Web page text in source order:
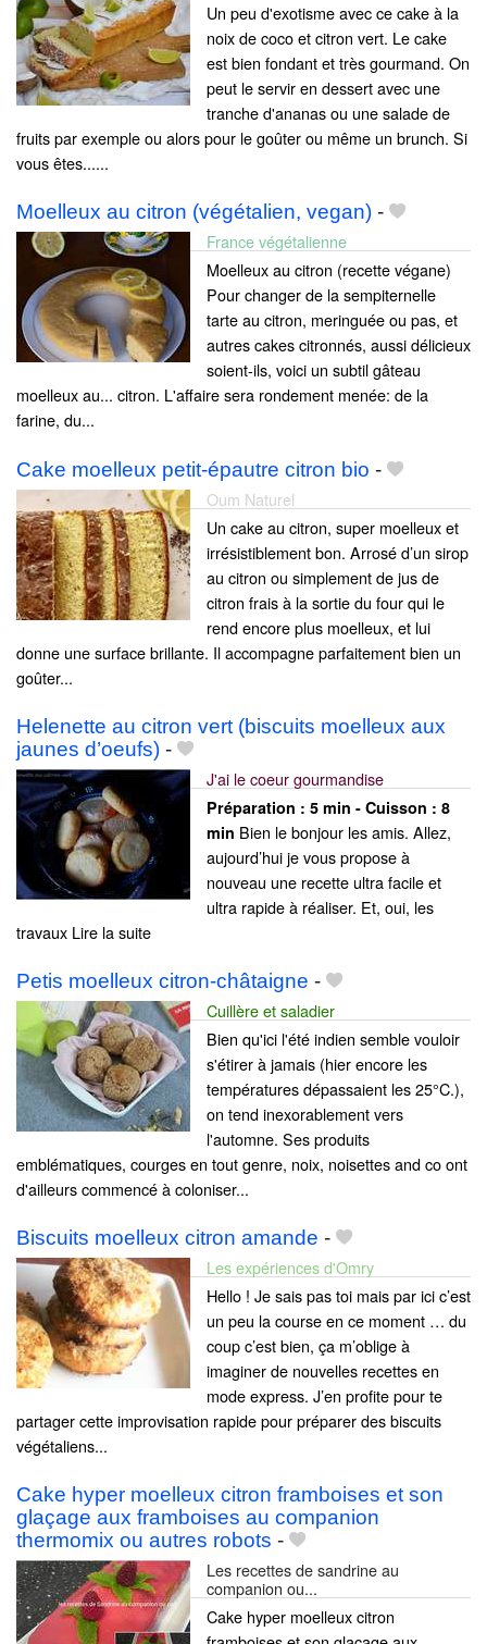
Un peu d'exotisme avec ce cake à la
noix de coco et citron vert. Le cake
est bien fondant et très gourmand. On
peut le servir en dessert avec une
tranche d'ananas ou une salade de
fruits par exemple ou alors pour le goûter ou même un brunch. Si
vous êtes......
Moelleux au citron (végétalien, vegan) -
France végétalienne
Moelleux au citron (recette végane)
Pour changer de la sempiternelle
tarte au citron, meringuée ou pas, et
autres cakes citronnés, aussi délicieux
soient-ils, voici un subtil gâteau
moelleux au... citron. L'affaire sera rondement menée: de la
farine, du...
Cake moelleux petit-épautre citron bio -
Oum Naturel
Un cake au citron, super moelleux et
irrésistiblement bon. Arrosé d’un sirop
au citron ou simplement de jus de
citron frais à la sortie du four qui le
rend encore plus moelleux, et lui
donne une surface brillante. Il accompagne parfaitement bien un
goûter...
Helenette au citron vert (biscuits moelleux aux
jaunes d’oeufs) -
J'ai le coeur gourmandise
Préparation : 5 min - Cuisson : 8
min Bien le bonjour les amis. Allez,
aujourd’hui je vous propose à
nouveau une recette ultra facile et
ultra rapide à réaliser. Et, oui, les
travaux Lire la suite
Petis moelleux citron-châtaigne -
Cuillère et saladier
Bien qu'ici l'été indien semble vouloir
s'étirer à jamais (hier encore les
températures dépassaient les 25°C.),
on tend inexorablement vers
l'automne. Ses produits
emblématiques, courges en tout genre, noix, noisettes and co ont
d'ailleurs commencé à coloniser...
Biscuits moelleux citron amande -
Les expériences d'Omry
Hello ! Je sais pas toi mais par ici c’est
un peu la course en ce moment … du
coup c’est bien, ça m’oblige à
imaginer de nouvelles recettes en
mode express. J’en profite pour te
partager cette improvisation rapide pour préparer des biscuits
végétaliens...
Cake hyper moelleux citron framboises et son
glaçage aux framboises au companion
thermomix ou autres robots -
Les recettes de sandrine au
companion ou...
Cake hyper moelleux citron